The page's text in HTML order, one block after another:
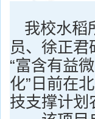
我校水稻
员、徐正
“富含有益
化”日前在
技支撑计划